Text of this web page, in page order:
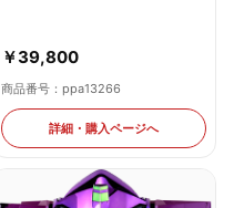
￥39,800
商品番号：ppa13266
詳細・購入ページへ